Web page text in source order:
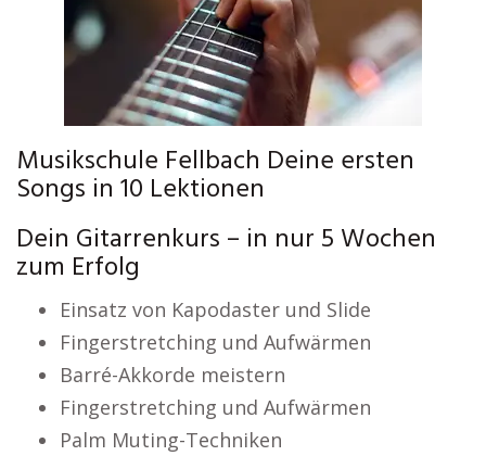
Musikschule Fellbach Deine ersten
Songs in 10 Lektionen
Dein Gitarrenkurs – in nur 5 Wochen
zum Erfolg
Einsatz von Kapodaster und Slide
Fingerstretching und Aufwärmen
Barré-Akkorde meistern
Fingerstretching und Aufwärmen
Palm Muting-Techniken